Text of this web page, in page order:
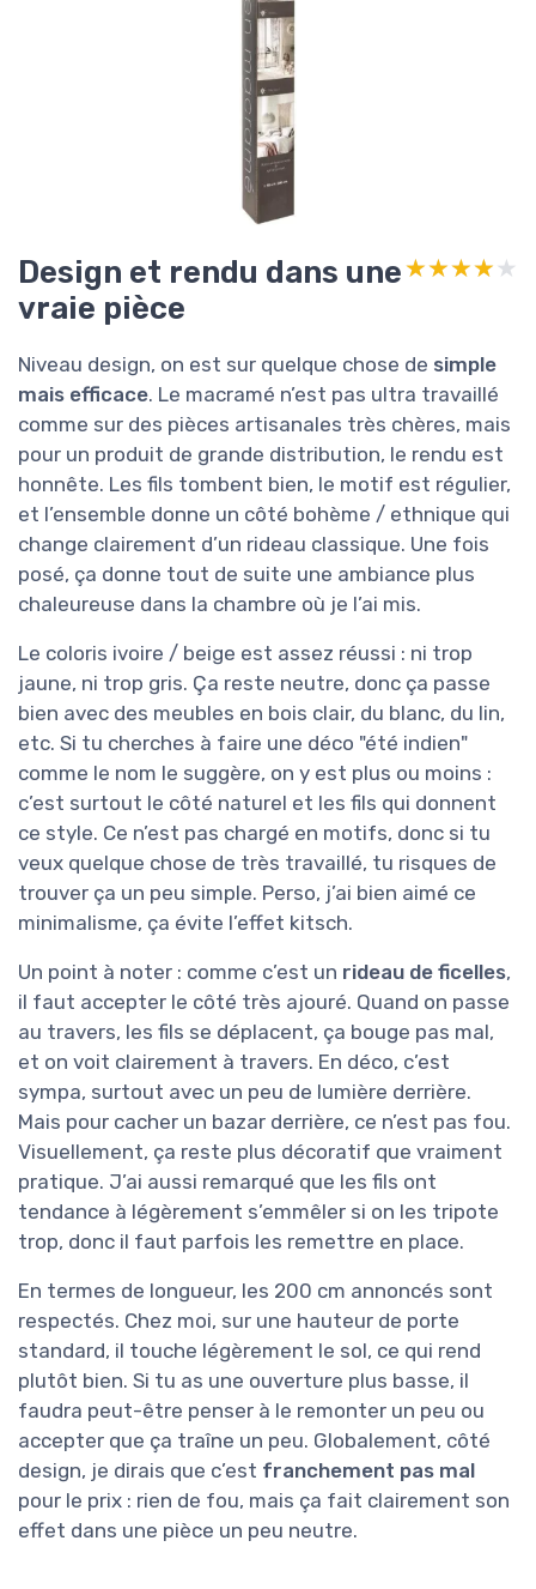
Design et rendu dans une
vraie pièce
★★★★★
★★★★★
Niveau design, on est sur quelque chose de simple
mais efficace. Le macramé n’est pas ultra travaillé
comme sur des pièces artisanales très chères, mais
pour un produit de grande distribution, le rendu est
honnête. Les fils tombent bien, le motif est régulier,
et l’ensemble donne un côté bohème / ethnique qui
change clairement d’un rideau classique. Une fois
posé, ça donne tout de suite une ambiance plus
chaleureuse dans la chambre où je l’ai mis.
Le coloris ivoire / beige est assez réussi : ni trop
jaune, ni trop gris. Ça reste neutre, donc ça passe
bien avec des meubles en bois clair, du blanc, du lin,
etc. Si tu cherches à faire une déco "été indien"
comme le nom le suggère, on y est plus ou moins :
c’est surtout le côté naturel et les fils qui donnent
ce style. Ce n’est pas chargé en motifs, donc si tu
veux quelque chose de très travaillé, tu risques de
trouver ça un peu simple. Perso, j’ai bien aimé ce
minimalisme, ça évite l’effet kitsch.
Un point à noter : comme c’est un rideau de ficelles,
il faut accepter le côté très ajouré. Quand on passe
au travers, les fils se déplacent, ça bouge pas mal,
et on voit clairement à travers. En déco, c’est
sympa, surtout avec un peu de lumière derrière.
Mais pour cacher un bazar derrière, ce n’est pas fou.
Visuellement, ça reste plus décoratif que vraiment
pratique. J’ai aussi remarqué que les fils ont
tendance à légèrement s’emmêler si on les tripote
trop, donc il faut parfois les remettre en place.
En termes de longueur, les 200 cm annoncés sont
respectés. Chez moi, sur une hauteur de porte
standard, il touche légèrement le sol, ce qui rend
plutôt bien. Si tu as une ouverture plus basse, il
faudra peut-être penser à le remonter un peu ou
accepter que ça traîne un peu. Globalement, côté
design, je dirais que c’est franchement pas mal
pour le prix : rien de fou, mais ça fait clairement son
effet dans une pièce un peu neutre.